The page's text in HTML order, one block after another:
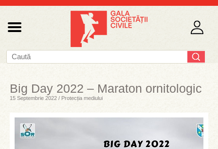
Big Day 2022 – Maraton ornitologic
15 Septembrie 2022 / Protecția mediului